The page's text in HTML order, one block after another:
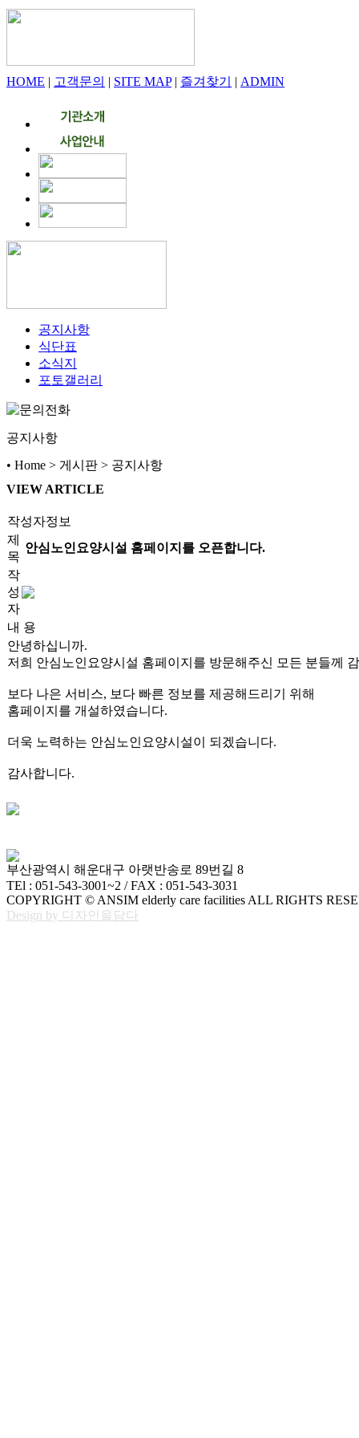
HOME | 고객문의 | SITE MAP| 즐겨찾기 | ADMIN
공지사항
식단표
소식지
포토갤러리
공지사항
• Home > 게시판 > 공지사항
VIEW ARTICLE
작성자정보
제
목
안심노인요양시설 홈페이지를 오픈합니다.
작
성
자
내 용
안녕하십니까.
저희 안심노인요양시설 홈페이지를 방문해주신 모든 분들께
보다 나은 서비스, 보다 빠른 정보를 제공해드리기 위해
홈페이지를 개설하였습니다.
더욱 노력하는 안심노인요양시설이 되겠습니다.
감사합니다.
부산광역시 해운대구 아랫반송로 89번길 8
TEl : 051-543-3001~2 / FAX : 051-543-3031
COPYRIGHT © ANSIM elderly care facilities ALL RIGHTS
Design by 디자인을담다